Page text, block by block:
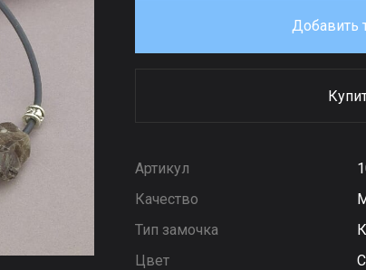
Добавить
Артикул
Качество
Тип замочка
Цвет